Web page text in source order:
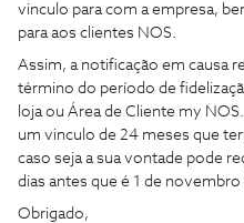
vinculo para com a empresa,
para aos clientes NOS.
Assim, a notificação em causa
término do período de
loja ou Área de Cliente my
um vinculo de 24 meses que
caso seja a sua vontade pode
dias antes que é 1 de novembro
Obrigado,